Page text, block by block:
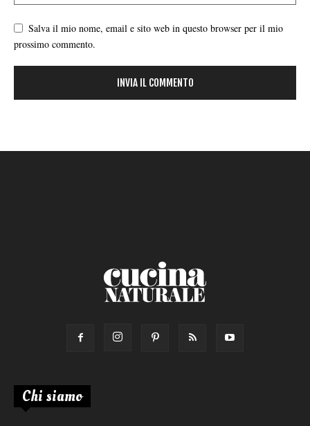
Salva il mio nome, email e sito web in questo browser per il mio
prossimo commento.
Chi siamo